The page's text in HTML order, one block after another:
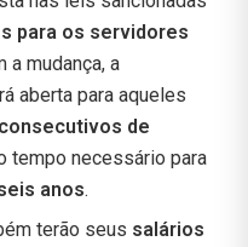
para os servidores
a mudança, a
aberta para aqueles
de
tempo necessário para
anos.
terão seus salários